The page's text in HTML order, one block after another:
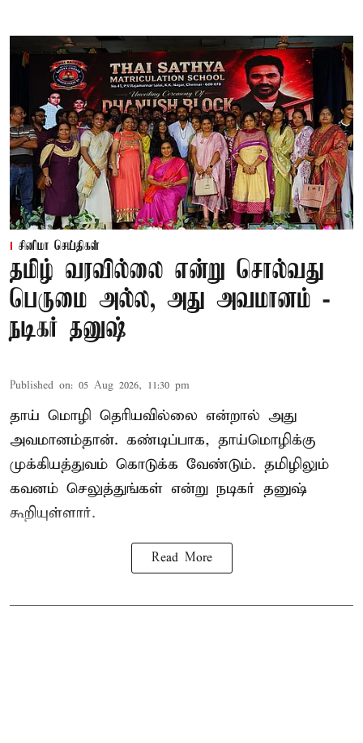
சினிமா செய்திகள்
தமிழ் வரவில்லை என்று சொல்வது
பெருமை அல்ல, அது அவமானம் -
நடிகர் தனுஷ்
Published on: 05 Aug 2026, 11:30 pm
தாய் மொழி தெரியவில்லை என்றால் அது
அவமானம்தான். கண்டிப்பாக, தாய்மொழிக்கு
முக்கியத்துவம் கொடுக்க வேண்டும். தமிழிலும்
கவனம் செலுத்துங்கள் என்று நடிகர் தனுஷ்
கூறியுள்ளார்.
Read More